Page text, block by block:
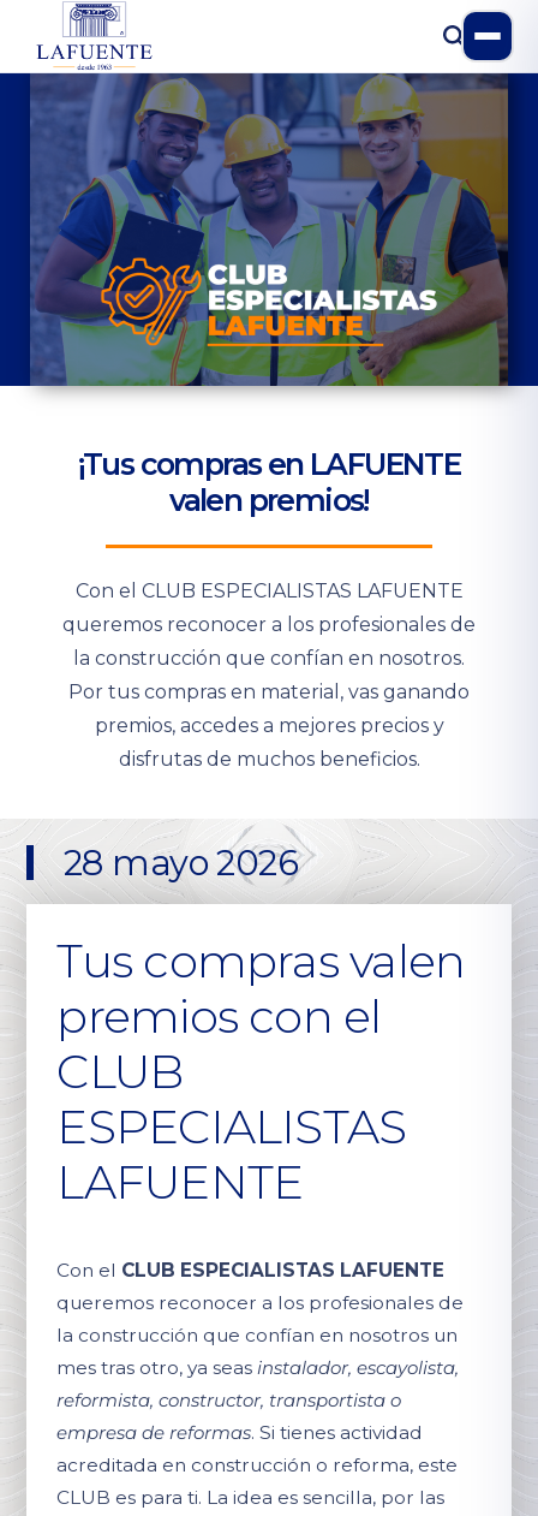
Madrid 619 28 02 93 Leganés 619 75 89 82
¡Tus compras en LAFUENTE
valen premios!
Con el CLUB ESPECIALISTAS LAFUENTE
queremos reconocer a los profesionales de
la construcción que confían en nosotros.
Por tus compras en material, vas ganando
premios, accedes a mejores precios y
disfrutas de muchos beneficios.
28 mayo 2026
Tus compras valen
premios con el
CLUB
ESPECIALISTAS
LAFUENTE
Con el CLUB ESPECIALISTAS LAFUENTE
queremos reconocer a los profesionales de
la construcción que confían en nosotros un
mes tras otro, ya seas instalador, escayolista,
reformista, constructor, transportista o
empresa de reformas. Si tienes actividad
acreditada en construcción o reforma, este
CLUB es para ti. La idea es sencilla, por las